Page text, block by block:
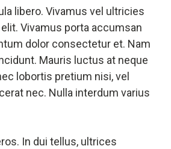
libero. Vivamus vel ultricies
Vivamus porta accumsan
dolor consectetur et. Nam
Mauris luctus at neque
lobortis pretium nisi, vel
nec. Nulla interdum varius
In dui tellus, ultrices